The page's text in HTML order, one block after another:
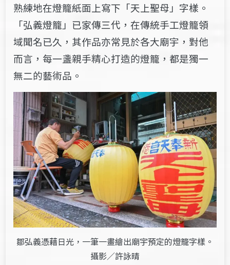
熟練地在燈籠紙面上寫下「天上聖母」字樣。
「弘義燈籠」已家傳三代，在傳統手工燈籠領
域聞名已久，其作品亦常見於各大廟宇，對他
而言，每一盞親手精心打造的燈籠，都是獨一
無二的藝術品。
鄒弘義憑藉日光，一筆一畫繪出廟宇預定的燈籠字樣。
攝影／許詠晴